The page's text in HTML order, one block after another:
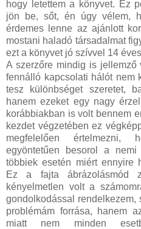
hogy letettem a könyvet. Ez
jön be, sőt, én úgy vélem,
érdemes lenne az ajánlott
mostani haladó társadalmat
ezt a könyvet jó szívvel 14
A szerzőre mindig is
fennálló kapcsolati hálót nem
tesz különbséget szeretet,
hanem ezeket egy nagy
korábbiakban is volt bennem
kezdet végzetében ez
megfelelően értelmezni,
egyöntetűen besorol a
többiek esetén miért ennyire
Ez a fajta ábrázolásmód
kényelmetlen volt a
gondolkodással rendelkezem,
problémám forrása, hanem
miatt nem minden